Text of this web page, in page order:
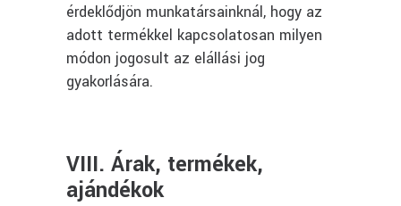
érdeklődjön munkatársainknál, hogy az
adott termékkel kapcsolatosan milyen
módon jogosult az elállási jog
gyakorlására.
VIII. Árak, termékek,
ajándékok